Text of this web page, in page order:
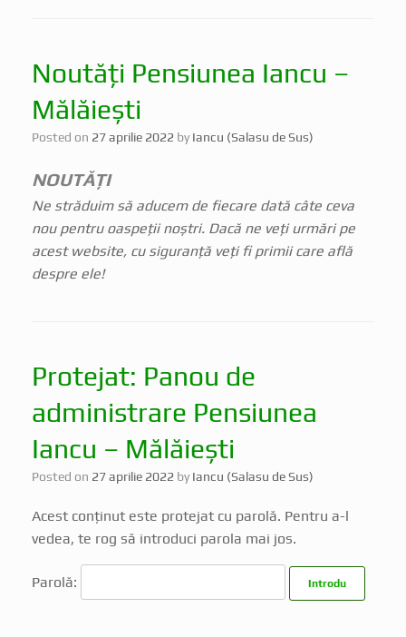
Noutăți Pensiunea Iancu –
Mălăiești
Posted on 27 aprilie 2022 by Iancu (Salasu de Sus)
NOUTĂȚI
Ne străduim să aducem de fiecare dată câte ceva
nou pentru oaspeții noștri. Dacă ne veți urmări pe
acest website, cu siguranță veți fi primii care află
despre ele!
Protejat: Panou de
administrare Pensiunea
Iancu – Mălăiești
Posted on 27 aprilie 2022 by Iancu (Salasu de Sus)
Acest conținut este protejat cu parolă. Pentru a-l
vedea, te rog să introduci parola mai jos.
Parolă: